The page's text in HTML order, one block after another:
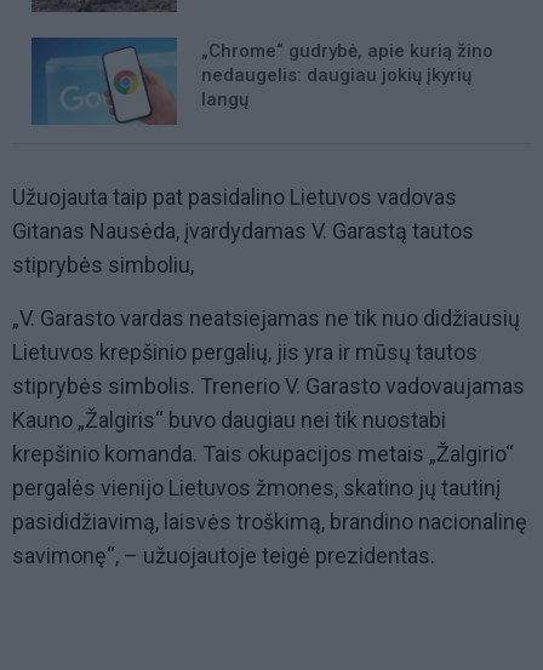
„Chrome“ gudrybė, apie kurią žino
nedaugelis: daugiau jokių įkyrių
langų
Užuojauta taip pat pasidalino Lietuvos vadovas
Gitanas Nausėda, įvardydamas V. Garastą tautos
stiprybės simboliu,
„V. Garasto vardas neatsiejamas ne tik nuo didžiausių
Lietuvos krepšinio pergalių, jis yra ir mūsų tautos
stiprybės simbolis. Trenerio V. Garasto vadovaujamas
Kauno „Žalgiris“ buvo daugiau nei tik nuostabi
krepšinio komanda. Tais okupacijos metais „Žalgirio“
pergalės vienijo Lietuvos žmones, skatino jų tautinį
pasididžiavimą, laisvės troškimą, brandino nacionalinę
savimonę“, – užuojautoje teigė prezidentas.